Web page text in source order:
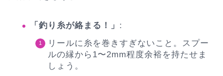
「釣り糸が絡まる！」 :
リールに糸を巻きすぎないこと。スプー
ルの縁から1〜2mm程度余裕を持たせま
しょう。